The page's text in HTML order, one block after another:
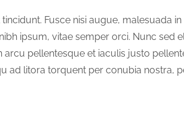
Fusce nisi augue, malesuada
ipsum, vitae semper orci. Nunc sed
pellentesque et iaculis justo
ad litora torquent per conubia nostra,